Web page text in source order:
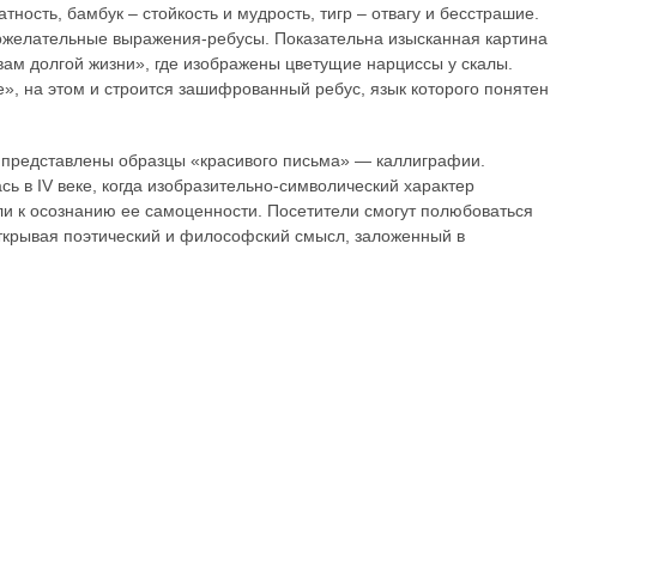
бамбук – стойкость и мудрость, тигр – отвагу и бесстрашие.
выражения-ребусы. Показательна изысканная картина
долгой жизни», где изображены цветущие нарциссы у скалы.
на этом и строится зашифрованный ребус, язык которого понятен
образцы «красивого письма» — каллиграфии.
в IV веке, когда изобразительно-символический характер
к осознанию ее самоценности. Посетители смогут полюбоваться
поэтический и философский смысл, заложенный в